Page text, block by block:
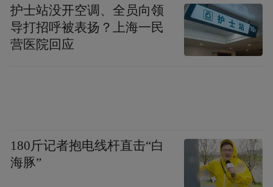
护士站没开空调、全员向领
导打招呼被表扬？上海一民
营医院回应
180斤记者抱电线杆直击“白
海豚”